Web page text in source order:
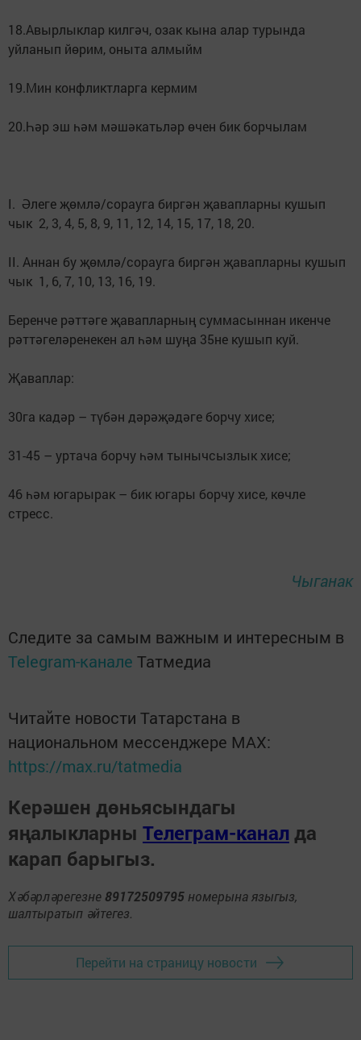
18.Авырлыклар килгәч, озак кына алар турында
уйланып йөрим, оныта алмыйм
19.Мин конфликтларга кермим
20.Һәр эш һәм мәшәкатьләр өчен бик борчылам
I. Әлеге җөмлә/сорауга биргән җавапларны кушып
чык 2, 3, 4, 5, 8, 9, 11, 12, 14, 15, 17, 18, 20.
II. Аннан бу җөмлә/сорауга биргән җавапларны кушып
чык 1, 6, 7, 10, 13, 16, 19.
Беренче рәттәге җавапларның суммасыннан икенче
рәттәгеләренекен ал һәм шуңа 35не кушып куй.
Җаваплар:
30га кадәр – түбән дәрәҗәдәге борчу хисе;
31-45 – уртача борчу һәм тынычсызлык хисе;
46 һәм югарырак – бик югары борчу хисе, көчле
стресс.
Чыганак
Следите за самым важным и интересным в
Telegram-канале Татмедиа
Читайте новости Татарстана в
национальном мессенджере MАХ:
https://max.ru/tatmedia
Керәшен дөньясындагы
яңалыкларны Телеграм-канал да
карап барыгыз.
Хәбәрләрегезне 89172509795 номерына языгыз,
шалтыратып әйтегез.
Перейти на страницу новости